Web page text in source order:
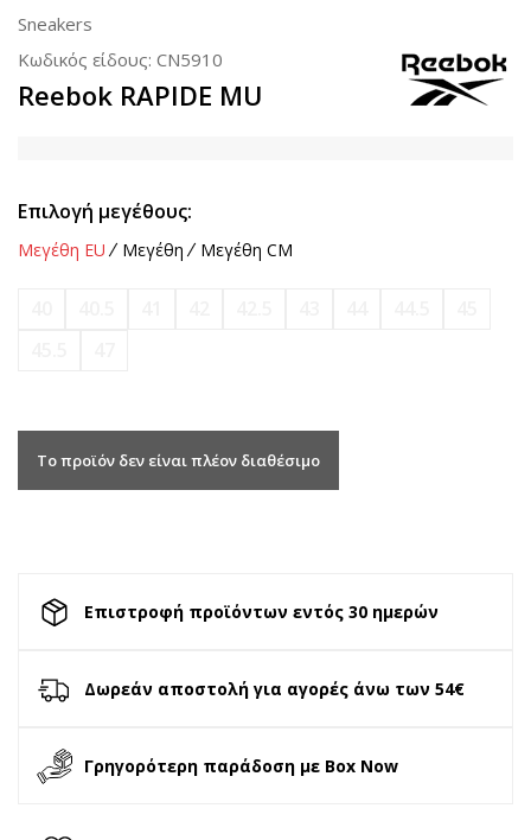
Sneakers
Κωδικός είδους: CN5910
Reebok RAPIDE MU
Επιλογή μεγέθους:
Μεγέθη EU Μεγέθη Μεγέθη CM
Το προϊόν δεν είναι πλέον διαθέσιμο
Επιστροφή προϊόντων εντός 30 ημερών
Δωρεάν αποστολή για αγορές άνω των 54€
Γρηγορότερη παράδοση με Box Now